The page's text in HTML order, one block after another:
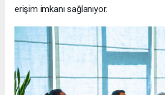
erişim imkanı sağlanıyor.